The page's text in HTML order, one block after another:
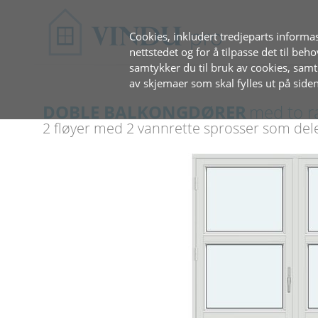
Cookies, inkludert tredjeparts
nettstedet og for å tilpasse det til
samtykker du til bruk av cookies,
av skjemaer som skal fylles ut på
DOBLE BALKONGDØRER med to
2 fløyer med 2 vannrette sprosser som